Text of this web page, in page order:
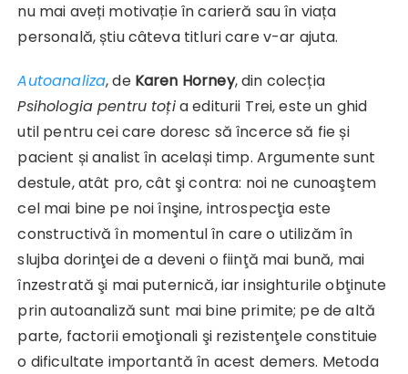
nu mai aveți motivație în carieră sau în viața
personală, știu câteva titluri care v-ar ajuta.
Autoanaliza, de Karen Horney, din colecția
Psihologia pentru toția editurii Trei, este un ghid
util pentru cei care doresc să încerce să fie și
pacient și analist în același timp. Argumente sunt
destule, atât pro, cât şi contra: noi ne cunoaştem
cel mai bine pe noi înşine, introspecţia este
constructivă în momentul în care o utilizăm în
slujba dorinţei de a deveni o fiinţă mai bună, mai
înzestrată şi mai puternică, iar insighturile obţinute
prin autoanaliză sunt mai bine primite; pe de altă
parte, factorii emoţionali şi rezistenţele constituie
o dificultate importantă în acest demers. Metoda